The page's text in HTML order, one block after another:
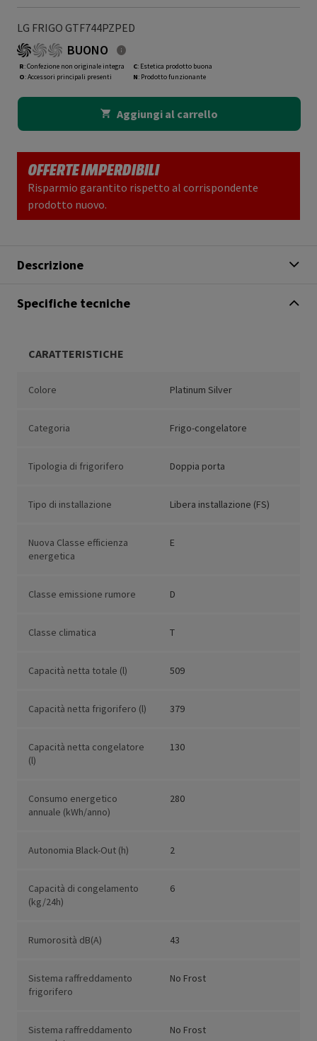
LG FRIGO GTF744PZPED
BUONO
R: Confezione non originale integra
O: Accessori principali presenti
C: Estetica prodotto buona
N: Prodotto funzionante
Aggiungi al carrello
OFFERTE IMPERDIBILI
Risparmio garantito rispetto al corrispondente
prodotto nuovo.
Descrizione
Specifiche tecniche
CARATTERISTICHE
Colore Platinum Silver
Categoria Frigo-congelatore
Tipologia di frigorifero Doppia porta
Tipo di installazione Libera installazione (FS)
Nuova Classe efficienza
energetica
E
Classe emissione rumore D
Classe climatica T
Capacità netta totale (l) 509
Capacità netta frigorifero (l) 379
Capacità netta congelatore
(l)
130
Consumo energetico
annuale (kWh/anno)
280
Autonomia Black-Out (h) 2
Capacità di congelamento
(kg/24h)
6
Rumorosità dB(A) 43
Sistema raffreddamento
frigorifero
No Frost
Sistema raffreddamento
No Frost